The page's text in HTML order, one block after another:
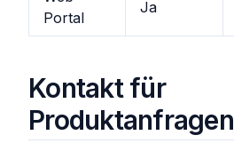
Portal
Ja
Kontakt für
Produktanfragen